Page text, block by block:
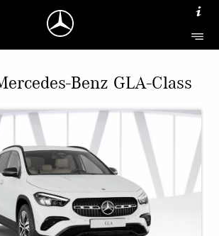
Benz GLA-Class